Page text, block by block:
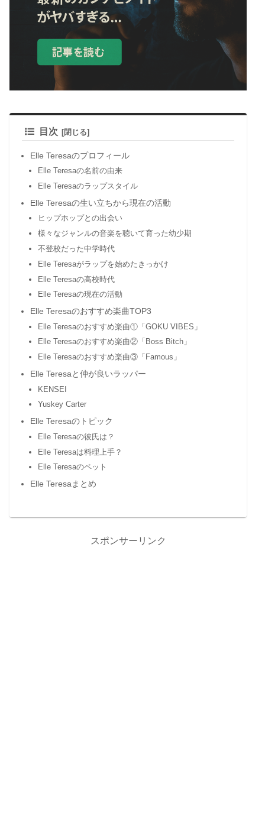
目次
Elle Teresaのプロフィール
Elle Teresaの名前の由来
Elle Teresaのラップスタイル
Elle Teresaの生い立ちから現在の活動
ヒップホップとの出会い
様々なジャンルの音楽を聴いて育った幼少期
不登校だった中学時代
Elle Teresaがラップを始めたきっかけ
Elle Teresaの高校時代
Elle Teresaの現在の活動
Elle Teresaのおすすめ楽曲TOP3
Elle Teresaのおすすめ楽曲①「GOKU VIBES」
Elle Teresaのおすすめ楽曲②「Boss Bitch」
Elle Teresaのおすすめ楽曲③「Famous」
Elle Teresaと仲が良いラッパー
KENSEI
Yuskey Carter
Elle Teresaのトピック
Elle Teresaの彼氏は？
Elle Teresaは料理上手？
Elle Teresaのペット
Elle Teresaまとめ
スポンサーリンク